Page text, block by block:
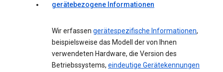
gerätebezogene Informationen
Wir erfassen gerätespezifische Informationen,
beispielsweise das Modell der von Ihnen
verwendeten Hardware, die Version des
Betriebssystems, eindeutige Gerätekennungen